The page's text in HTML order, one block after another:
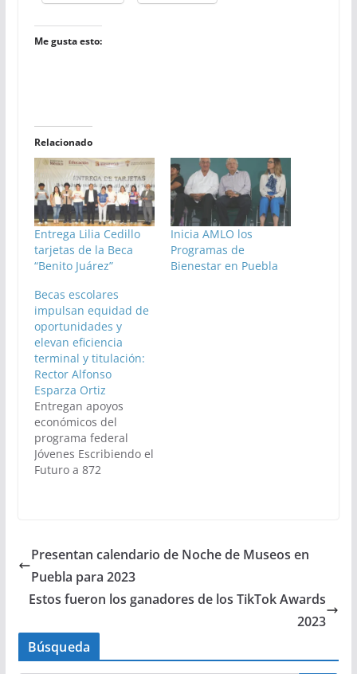
Me gusta esto:
Relacionado
Entrega Lilia Cedillo
tarjetas de la Beca
“Benito Juárez”
Inicia AMLO los
Programas de
Bienestar en Puebla
Becas escolares
impulsan equidad de
oportunidades y
elevan eficiencia
terminal y titulación:
Rector Alfonso
Esparza Ortiz
Entregan apoyos
económicos del
programa federal
Jóvenes Escribiendo el
Futuro a 872
Presentan calendario de Noche de Museos en
Puebla para 2023
Estos fueron los ganadores de los TikTok Awards
2023
Búsqueda